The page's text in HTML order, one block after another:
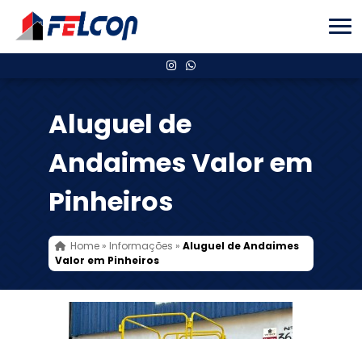
Aluguel de
Andaimes Valor em
Pinheiros
Home» Informações » Aluguel de Andaimes
Valor em Pinheiros